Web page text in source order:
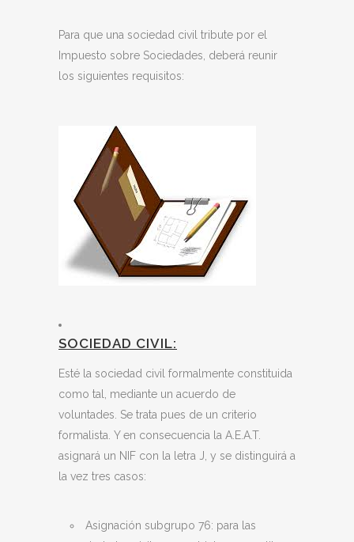
Para que una sociedad civil tribute por el
Impuesto sobre Sociedades, deberá reunir
los siguientes requisitos:
SOCIEDAD CIVIL:
Esté la sociedad civil formalmente constituida
como tal, mediante un acuerdo de
voluntades. Se trata pues de un criterio
formalista. Y en consecuencia la A.E.A.T.
asignará un NIF con la letra J, y se distinguirá a
la vez tres casos:
Asignación subgrupo 76: para las